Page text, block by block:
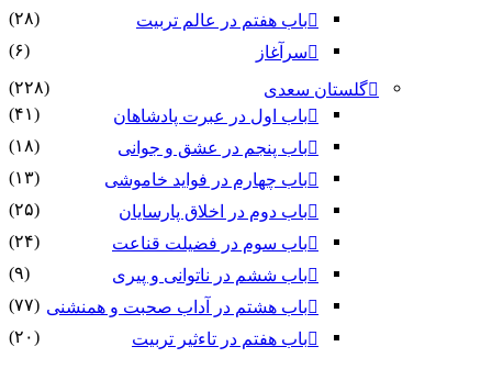
باب هفتم در عالم تربیت
(۲۸)
سرآغاز
(۶)
گلستان سعدی
(۲۲۸)
باب اول در عبرت پادشاهان
(۴۱)
باب پنجم در عشق و جوانى
(۱۸)
باب چهارم در فواید خاموشى
(۱۳)
باب دوم در اخلاق پارسایان
(۲۵)
باب سوم در فضیلت قناعت
(۲۴)
باب ششم در ناتوانى و پیرى
(۹)
باب هشتم در آداب صحبت و همنشنى (۷۷)
باب هفتم در تاءثیر تربیت
(۲۰)